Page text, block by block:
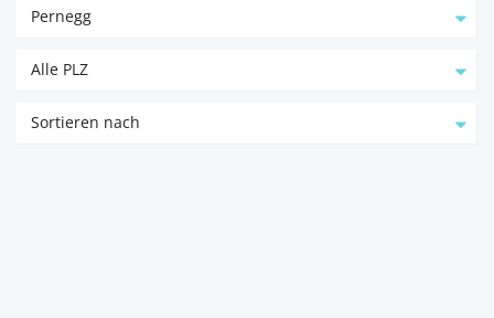
Pernegg
Alle PLZ
Sortieren nach